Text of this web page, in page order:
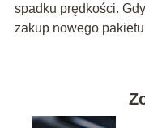
spadku prędkości.
zakup nowego